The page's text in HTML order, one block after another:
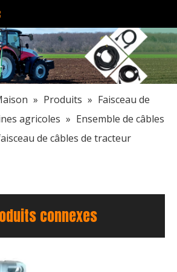
» Produits » Faisceau de
agricoles » Ensemble de câbles
de câbles de tracteur
connexes